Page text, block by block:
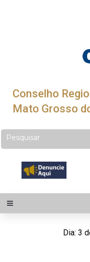
Conselho
Mato Grosso
Dia: 3